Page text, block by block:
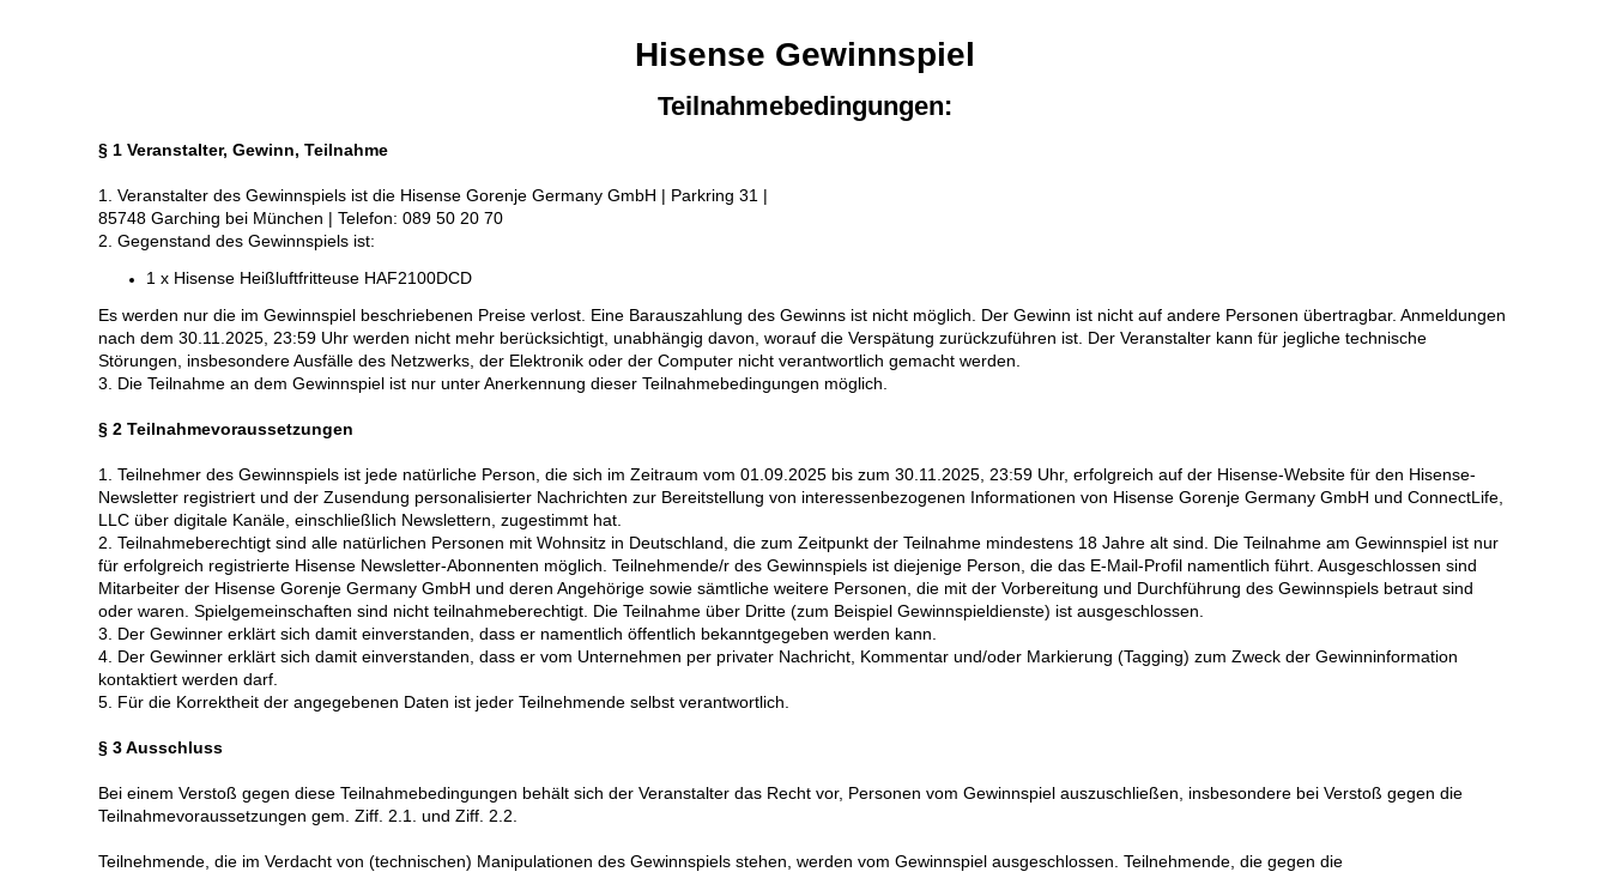
Hisense Gewinnspiel
Teilnahmebedingungen:
§ 1 Veranstalter, Gewinn, Teilnahme
1. Veranstalter des Gewinnspiels ist die Hisense Gorenje Germany GmbH | Parkring 31 |
85748 Garching bei München | Telefon: 089 50 20 70
2. Gegenstand des Gewinnspiels ist:
1 x Hisense Heißluftfritteuse HAF2100DCD
Es werden nur die im Gewinnspiel beschriebenen Preise verlost. Eine Barauszahlung des Gewinns ist nicht möglich. Der Gewinn ist nicht auf andere Personen übertragbar. Anmeldungen
nach dem 30.11.2025, 23:59 Uhr werden nicht mehr berücksichtigt, unabhängig davon, worauf die Verspätung zurückzuführen ist. Der Veranstalter kann für jegliche technische
Störungen, insbesondere Ausfälle des Netzwerks, der Elektronik oder der Computer nicht verantwortlich gemacht werden.
3. Die Teilnahme an dem Gewinnspiel ist nur unter Anerkennung dieser Teilnahmebedingungen möglich.
§ 2 Teilnahmevoraussetzungen
1. Teilnehmer des Gewinnspiels ist jede natürliche Person, die sich im Zeitraum vom 01.09.2025 bis zum 30.11.2025, 23:59 Uhr, erfolgreich auf der Hisense-Website für den Hisense-
Newsletter registriert und der Zusendung personalisierter Nachrichten zur Bereitstellung von interessenbezogenen Informationen von Hisense Gorenje Germany GmbH und ConnectLife,
LLC über digitale Kanäle, einschließlich Newslettern, zugestimmt hat.
2. Teilnahmeberechtigt sind alle natürlichen Personen mit Wohnsitz in Deutschland, die zum Zeitpunkt der Teilnahme mindestens 18 Jahre alt sind. Die Teilnahme am Gewinnspiel ist nur
für erfolgreich registrierte Hisense Newsletter-Abonnenten möglich. Teilnehmende/r des Gewinnspiels ist diejenige Person, die das E-Mail-Profil namentlich führt. Ausgeschlossen sind
Mitarbeiter der Hisense Gorenje Germany GmbH und deren Angehörige sowie sämtliche weitere Personen, die mit der Vorbereitung und Durchführung des Gewinnspiels betraut sind
oder waren. Spielgemeinschaften sind nicht teilnahmeberechtigt. Die Teilnahme über Dritte (zum Beispiel Gewinnspieldienste) ist ausgeschlossen.
3. Der Gewinner erklärt sich damit einverstanden, dass er namentlich öffentlich bekanntgegeben werden kann.
4. Der Gewinner erklärt sich damit einverstanden, dass er vom Unternehmen per privater Nachricht, Kommentar und/oder Markierung (Tagging) zum Zweck der Gewinninformation
kontaktiert werden darf.
5. Für die Korrektheit der angegebenen Daten ist jeder Teilnehmende selbst verantwortlich.
§ 3 Ausschluss
Bei einem Verstoß gegen diese Teilnahmebedingungen behält sich der Veranstalter das Recht vor, Personen vom Gewinnspiel auszuschließen, insbesondere bei Verstoß gegen die
Teilnahmevoraussetzungen gem. Ziff. 2.1. und Ziff. 2.2.
Teilnehmende, die im Verdacht von (technischen) Manipulationen des Gewinnspiels stehen, werden vom Gewinnspiel ausgeschlossen. Teilnehmende, die gegen die